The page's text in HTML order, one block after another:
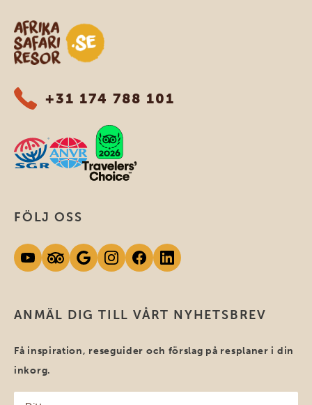
Safari-resor i Afrika
+31 174 788 101
ANMÄL DIG TILL VÅRT NYHETSBREV
Få inspiration, reseguider och förslag på resplaner i din
inkorg.
FÖLJ OSS